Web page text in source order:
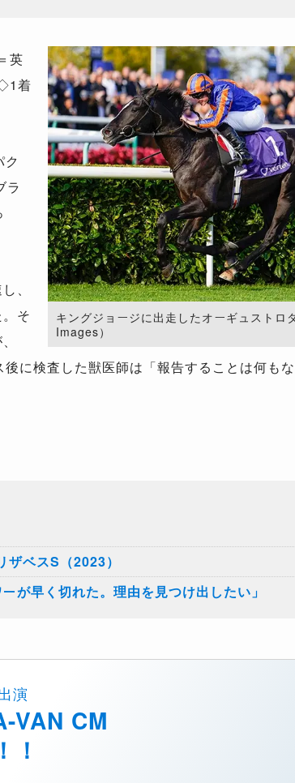
キングジョージに出走したオーギュスト
Images）
英
着
ラ
、
そ
に検査した獣医師は「報告することは何も
ザベスS（2023）
が早く切れた。理由を見つけ出したい」
演
VAN CM
！